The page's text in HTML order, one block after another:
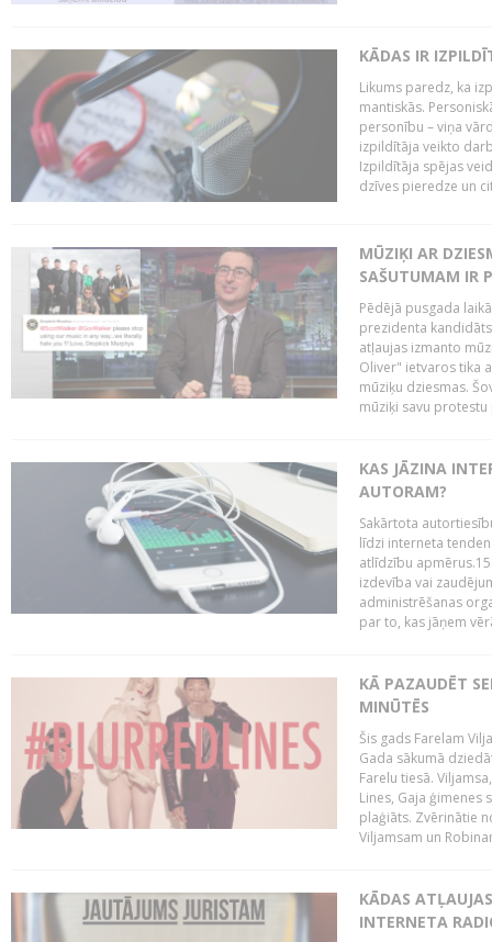
KĀDAS IR
Likums paredz, ka
mantiskās.
personību – viņa
izpildītāja veikto
Izpildītāja spējas
dzīves pieredze un
MŪZIĶI AR
SAŠUTUMAM IR
Pēdējā pusgada
prezidenta
atļaujas izmanto
Oliver" ietvaros tika
mūziķu dziesmas.
mūziķi savu
KAS JĀZINA
AUTORAM?
Sakārtota
līdzi interneta
atlīdzību
izdevība vai
administrēšanas
par to, kas jāņem
KĀ PAZAUDĒT
MINŪTĒS
Šis gads Farelam
Gada sākumā
Farelu tiesā.
Lines, Gaja ģimenes
plaģiāts. Zvērinātie
Viljamsam un
KĀDAS
INTERNETA